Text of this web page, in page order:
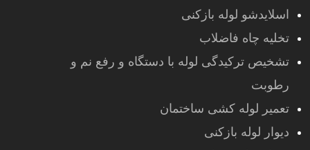
اسلایدشو لوله بازکنی
تخلیه چاه فاضلاب
تشخیص ترکیدگی لوله با دستگاه و رفع نم و
رطوبت
تعمیر لوله کشی ساختمان
دیوار لوله بازکنی